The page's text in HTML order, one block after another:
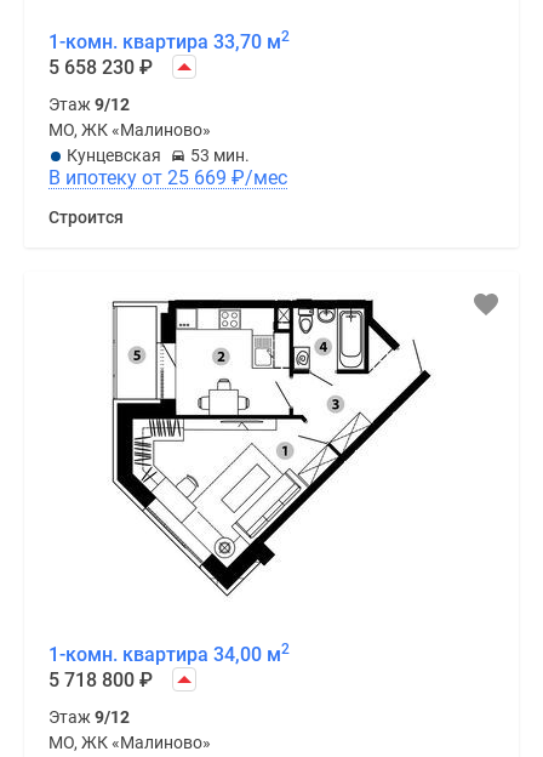
1-комн. квартира 33,70 м2
5 658 230 ₽
Этаж9/12
МО, ЖК «Малиново»
Кунцевская
53 мин.
В ипотеку от 25 669 ₽/мес
Строится
1-комн. квартира 34,00 м2
5 718 800 ₽
Этаж9/12
МО, ЖК «Малиново»